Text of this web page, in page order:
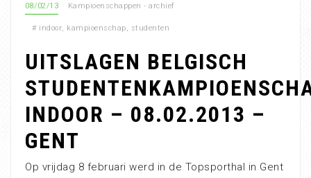
08/02/13 Kampioenschappen - archief
# indoor, kampioenschap, studenten
UITSLAGEN BELGISCH
INDOOR – 08.02.2013 –
GENT
Op vrijdag 8 februari werd in de Topsporthal in Gent